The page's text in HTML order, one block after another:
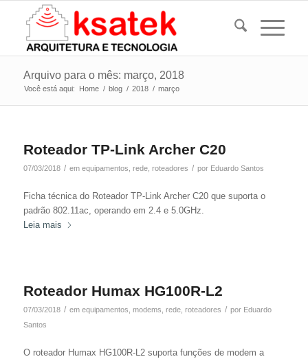
Arquivo para o mês: março, 2018
Você está aqui: Home / blog / 2018 / março
Roteador TP-Link Archer C20
07/03/2018 / em equipamentos rede, roteadores / por Eduardo Santos
Ficha técnica do Roteador TP-Link Archer C20 que suporta o
padrão 802.11ac, operando em 2.4 e 5.0GHz.
Leia mais
Roteador Humax HG100R-L2
07/03/2018 / em equipamentos modems rede, roteadores / por Eduardo
Santos
O roteador Humax HG100R-L2 suporta funções de modem a